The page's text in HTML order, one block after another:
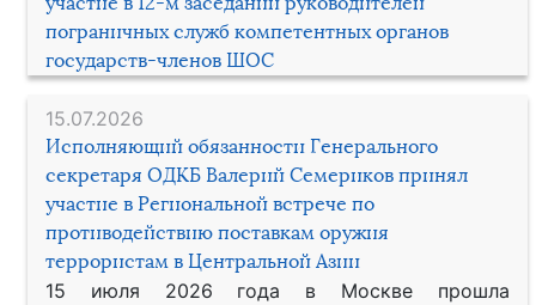
пограничных служб компетентных органов
государств-членов ШОС
15.07.2026
Исполняющий обязанности Генерального
секретаря ОДКБ Валерий Семериков принял
участие в Региональной встрече по
противодействию поставкам оружия
террористам в Центральной Азии
15 июля 2026 года в Москве прошла